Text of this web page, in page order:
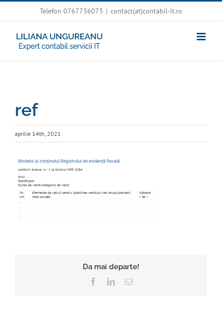
to
content
Telefon 0767736073 | contact(at)contabil-it.ro
ref
aprilie 14th, 2021
Da mai departe!
FacebookLinkedIn
E-